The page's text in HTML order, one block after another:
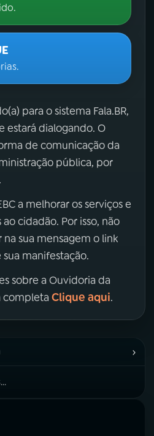
para o sistema Fala.BR,
estará dialogando. O
de comunicação da
pública, por
a melhorar os serviços e
cidadão. Por isso, não
sua mensagem o link
manifestação.
sobre a Ouvidoria da
completa Clique aqui.
›